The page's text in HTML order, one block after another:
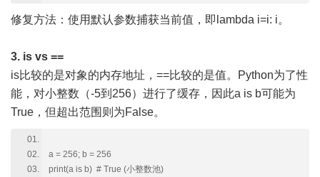
修复方法：使用默认参数捕获当前值，即lambda i=i: i。
3. is vs ==
is比较的是对象的内存地址，==比较的是值。Python为了性
能，对小整数（-5到256）进行了缓存，因此a is b可能为
True，但超出范围则为False。
a = 256; b = 256
print(a is b) # True (小整数池)